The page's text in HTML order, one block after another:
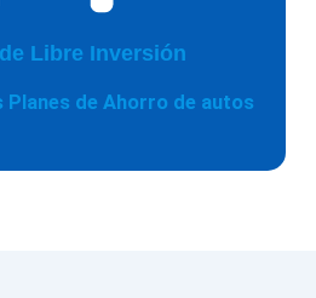
Libre Inversión
Planes de Ahorro de autos